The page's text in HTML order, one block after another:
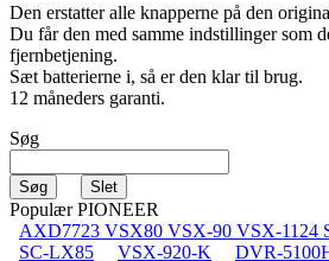
Den erstatter alle knapperne på den
Du får den med samme indstillinger som
fjernbetjening.
Sæt batterierne i, så er den klar til brug.
12 måneders garanti.
Søg
Populær PIONEER
AXD7723 VSX80 VSX-90 VSX-1124
SC-LX85
VSX-920-K DVR-